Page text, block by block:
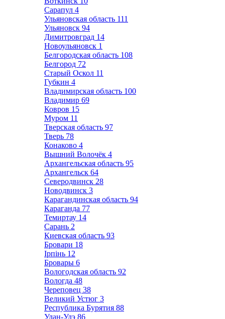
Сарапул 4
Ульяновская область 111
Ульяновск 94
Димитровград 14
Новоульяновск 1
Белгородская область 108
Белгород 72
Старый Оскол 11
Губкин 4
Владимирская область 100
Владимир 69
Ковров 15
Муром 11
Тверская область 97
Тверь 78
Конаково 4
Вышний Волочёк 4
Архангельская область 95
Архангельск 64
Северодвинск 28
Новодвинск 3
Карагандинская область 94
Караганда 77
Темиртау 14
Сарань 2
Киевская область 93
Бровари 18
Ірпінь 12
Бровары 6
Вологодская область 92
Вологда 48
Череповец 38
Великий Устюг 3
Республика Бурятия 88
Улан-Удэ 86